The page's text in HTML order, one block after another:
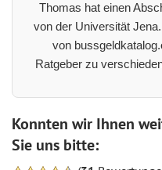
Thomas hat einen
von der Universität
von
Ratgeber zu
Konnten wir Ihnen
Sie uns bitte: